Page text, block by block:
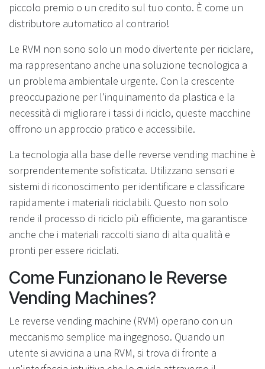
piccolo premio o un credito sul tuo conto. È come un
distributore automatico al contrario!
Le RVM non sono solo un modo divertente per riciclare,
ma rappresentano anche una soluzione tecnologica a
un problema ambientale urgente. Con la crescente
preoccupazione per l'inquinamento da plastica e la
necessità di migliorare i tassi di riciclo, queste macchine
offrono un approccio pratico e accessibile.
La tecnologia alla base delle reverse vending machine è
sorprendentemente sofisticata. Utilizzano sensori e
sistemi di riconoscimento per identificare e classificare
rapidamente i materiali riciclabili. Questo non solo
rende il processo di riciclo più efficiente, ma garantisce
anche che i materiali raccolti siano di alta qualità e
pronti per essere riciclati.
Come Funzionano le Reverse
Vending Machines?
Le reverse vending machine (RVM) operano con un
meccanismo semplice ma ingegnoso. Quando un
utente si avvicina a una RVM, si trova di fronte a